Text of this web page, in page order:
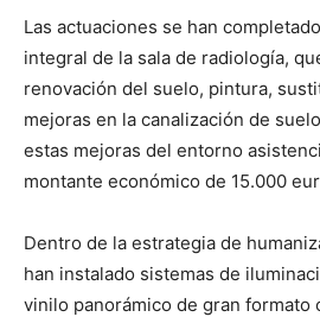
Las actuaciones se han
integral de la sala de radiología,
renovación del suelo, pintura,
mejoras en la canalización de
estas mejoras del entorno
montante económico de 15.000
Dentro de la estrategia de
han instalado sistemas de
vinilo panorámico de gran formato